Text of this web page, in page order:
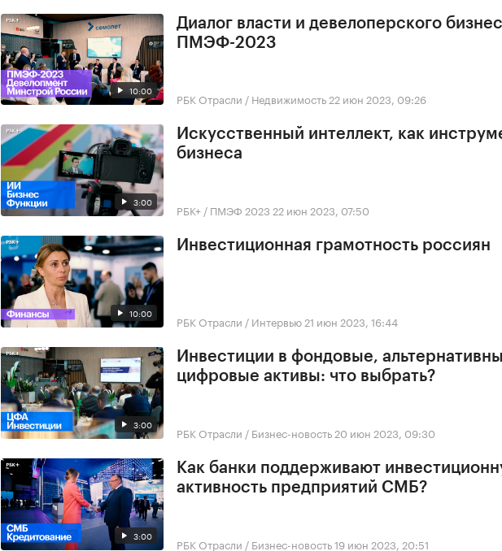
10:00
Диалог власти и девелоперского
ПМЭФ-2023
РБК Отрасли / Недвижимость 22 июн 2023, 09:26
3:00
Искусственный интеллект, как
бизнеса
РБК+ / ПМЭФ 2023 22 июн 2023, 07:50
10:00
Инвестиционная грамотность россиян
РБК Отрасли / Интервью 21 июн 2023, 16:44
3:00
Инвестиции в фондовые,
цифровые активы: что выбрать?
РБК Отрасли / Бизнес-новость 20 июн 2023, 09:30
3:00
Как банки поддерживают
активность предприятий СМБ?
РБК Отрасли / Бизнес-новость19 июн 2023, 20:51